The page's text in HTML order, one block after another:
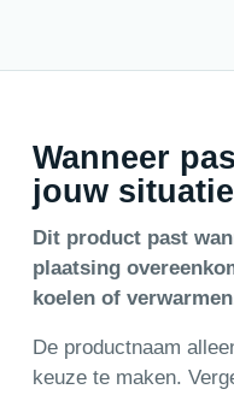
Wanneer
jouw
Dit product past
plaatsing
koelen of
De productnaam
keuze te maken.